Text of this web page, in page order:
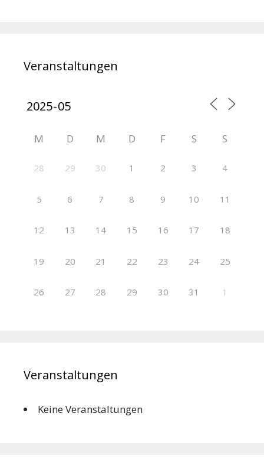
Veranstaltungen
M D M D F S S
28 29 30 1 2 3 4
5 6 7 8 9 10 11
12 13 14 15 16 17 18
19 20 21 22 23 24 25
26 27 28 29 30 31 1
Veranstaltungen
Keine Veranstaltungen